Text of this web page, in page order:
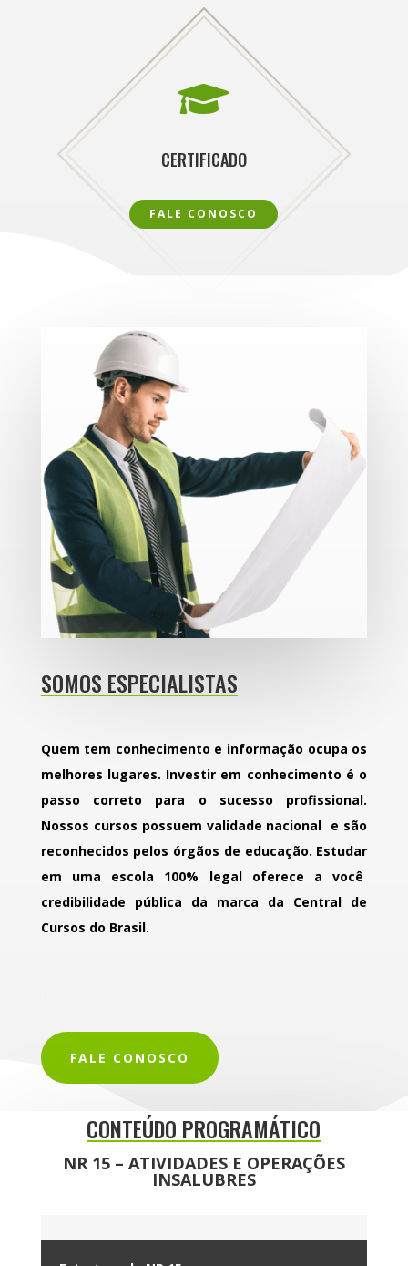

CERTIFICADO
FALE CONOSCO
SOMOS ESPECIALISTAS
Quem tem conhecimento e informação ocupa os
melhores lugares. Investir em conhecimento é o
passo correto para o sucesso profissional.
Nossos cursos possuem validade nacional e são
reconhecidos pelos órgãos de educação. Estudar
em uma escola 100% legal oferece a você
credibilidade pública da marca da Central de
Cursos do Brasil.
FALE CONOSCO
CONTEÚDO PROGRAMÁTICO
NR 15 – ATIVIDADES E OPERAÇÕES
INSALUBRES